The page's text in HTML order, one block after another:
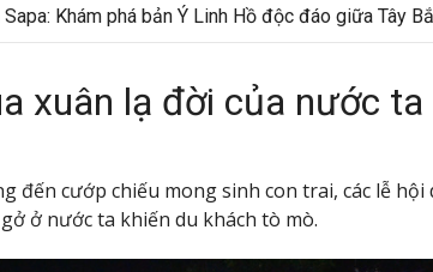
Sapa: Khám phá bản Ý Linh Hồ độc đáo giữa Tây
xuân lạ đời của nước ta
đến cướp chiếu mong sinh con trai, các lễ hội
ở nước ta khiến du khách tò mò.